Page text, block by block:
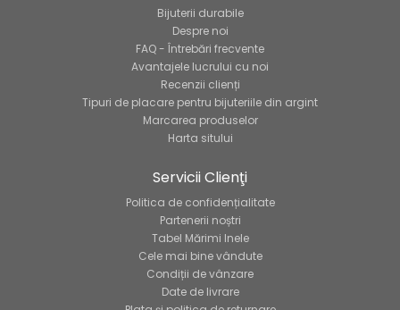
Bijuterii durabile
Despre noi
FAQ - Întrebări frecvente
Avantajele lucrului cu noi
Recenzii clienți
Tipuri de placare pentru bijuteriile din argint
Marcarea produselor
Harta sitului
Servicii Clienţi
Politica de confidențialitate
Partenerii noștri
Tabel Mărimi Inele
Cele mai bine vândute
Condiții de vânzare
Date de livrare